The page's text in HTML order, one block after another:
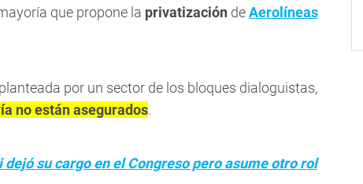
que propone la privatización deAerolíneas
por un sector de los bloques dialoguistas,
no están asegurados.
dejó su cargo en el Congreso pero asume otro rol